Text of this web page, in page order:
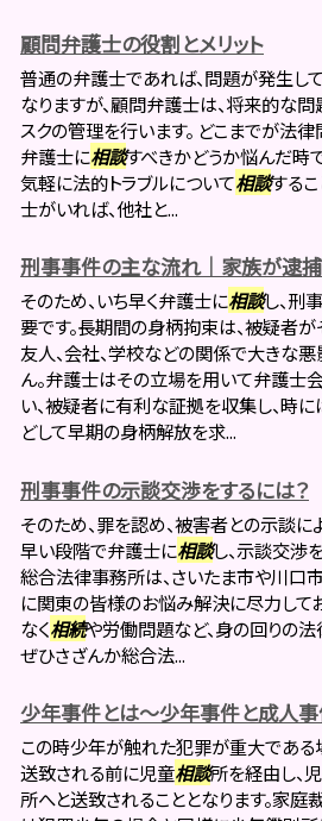
顧問弁護士の役割とメリット
普通の弁護士であれば、問題が発生し
なりますが、顧問弁護士は、将来的な
スクの管理を行います。 どこまでが法
弁護士に相談すべきかどうか悩んだ時
気軽に法的トラブルについて相談する
士がいれば、他社と...
刑事事件の主な流れ｜家族が逮捕
そのため、いち早く弁護士に相談し、刑
要です。長期間の身柄拘束は、被疑者
友人、会社、学校などの関係で大きな
ん。弁護士はその立場を用いて弁護士
い、被疑者に有利な証拠を収集し、時
どして早期の身柄解放を求...
刑事事件の示談交渉をするには？
そのため、罪を認め、被害者との示談に
早い段階で弁護士に相談し、示談交渉
総合法律事務所は、さいたま市や川口
に関東の皆様のお悩み解決に尽力して
なく相続や労働問題など、身の回りの法
ぜひさざんか総合法...
少年事件とは～少年事件と成人
この時少年が触れた犯罪が重大であ
送致される前に児童相談所を経由し、
所へと送致されることとなります。家